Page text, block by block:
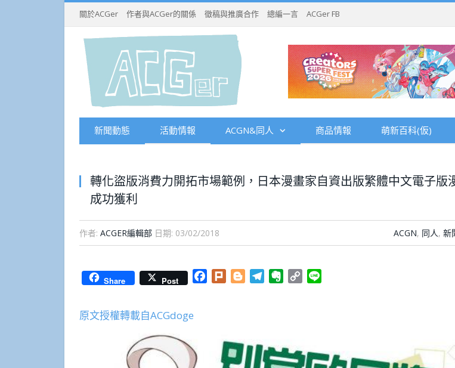
關於ACGer 作者與ACGer的關係 徵稿與推廣合作 總編一言 ACGer FB
新聞動態 活動情報 ACGN&同人 商品情報 萌新百科(仮)
轉化盜版消費力開拓市場範例，日本漫畫家自資出版繁體中文電子版
成功獲利
作者: ACGER編輯部 日期: 03/02/2018 ACGN, 同人, 新
Share Post Facebook
Plurk BloggerTelegramEvernote
Copy
原文授權轉載自ACGdoge